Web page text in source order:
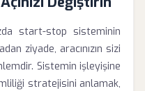
start-stop sisteminin
ziyade, aracınızın sizi
Sistemin işleyişine
stratejisini anlamak,